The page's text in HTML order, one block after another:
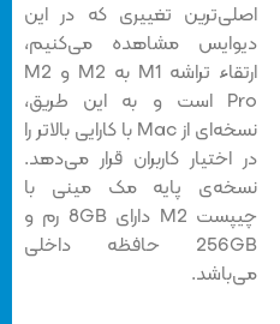
اصلی‌ترین تغییری که در این
دیوایس مشاهده می‌کنیم،
ارتقاء تراشه M1 به M2 و M2
Pro است و به این طریق،
نسخه‌ای از Mac با کارایی بالاتر را
در اختیار کاربران قرار می‌دهد.
نسخه‌‌ی پایه ‌مک مینی با
چیپست M2 دارای 8GB رم و
256GB حافظه داخلی
می‌باشد.